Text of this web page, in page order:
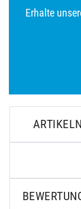
Erhalte